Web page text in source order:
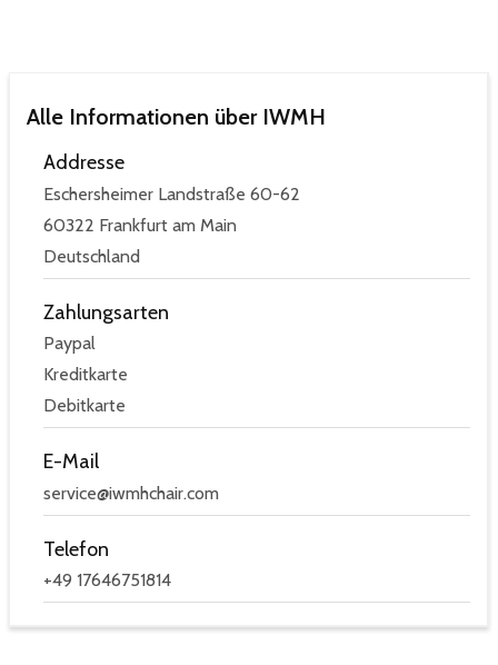
Alle Informationen über IWMH
Addresse
Eschersheimer Landstraße 60-62
60322 Frankfurt am Main
Deutschland
Zahlungsarten
Paypal
Kreditkarte
Debitkarte
E-Mail
service@iwmhchair.com
Telefon
+49 17646751814